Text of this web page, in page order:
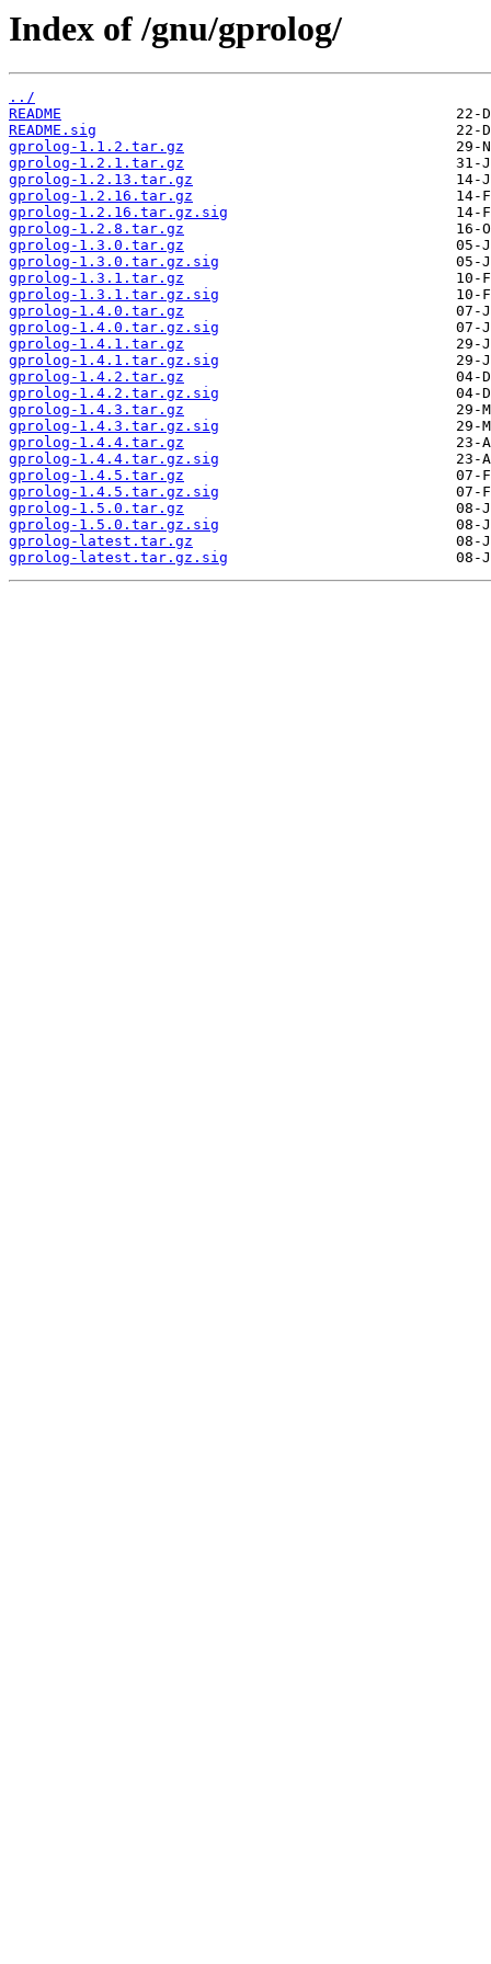
Index of /gnu/gprolog/
../
README
README.sig
gprolog-1.1.2.tar.gz
gprolog-1.2.1.tar.gz
gprolog-1.2.13.tar.gz
gprolog-1.2.16.tar.gz
gprolog-1.2.16.tar.gz.sig
gprolog-1.2.8.tar.gz
gprolog-1.3.0.tar.gz
gprolog-1.3.0.tar.gz.sig
gprolog-1.3.1.tar.gz
gprolog-1.3.1.tar.gz.sig
gprolog-1.4.0.tar.gz
gprolog-1.4.0.tar.gz.sig
gprolog-1.4.1.tar.gz
gprolog-1.4.1.tar.gz.sig
gprolog-1.4.2.tar.gz
gprolog-1.4.2.tar.gz.sig
gprolog-1.4.3.tar.gz
gprolog-1.4.3.tar.gz.sig
gprolog-1.4.4.tar.gz
gprolog-1.4.4.tar.gz.sig
gprolog-1.4.5.tar.gz
gprolog-1.4.5.tar.gz.sig
gprolog-1.5.0.tar.gz
gprolog-1.5.0.tar.gz.sig
gprolog-latest.tar.gz
gprolog-latest.tar.gz.sig